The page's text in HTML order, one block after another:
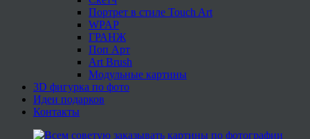
Портрет в стиле Touch Art
WPAP
ГРАНЖ
Поп Арт
Art Brush
Модульные картины
3D фигурка по фото
Идеи подарков
Контакты